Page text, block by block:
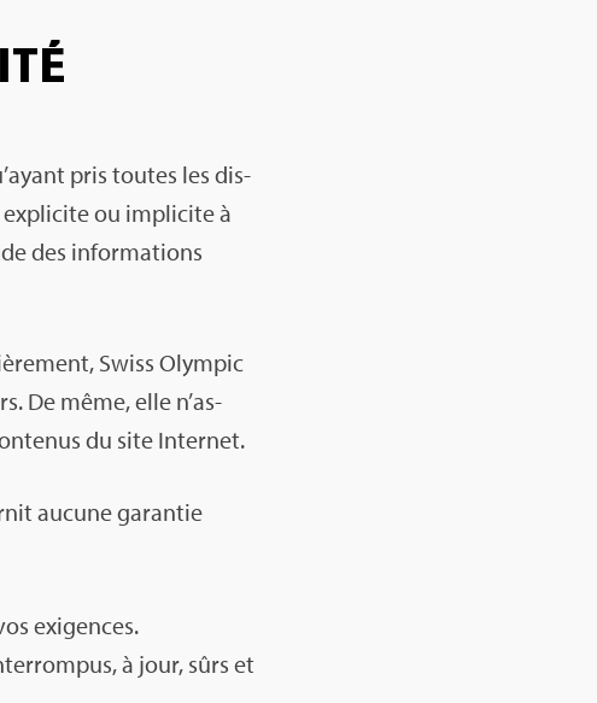
pris toutes les dis­
ou impli­cite à
des infor­ma­tions
Swiss Olym­pic
De même, elle n’as­
du site Inter­net.
aucune garan­tie
exi­gences.
à jour, sûrs et